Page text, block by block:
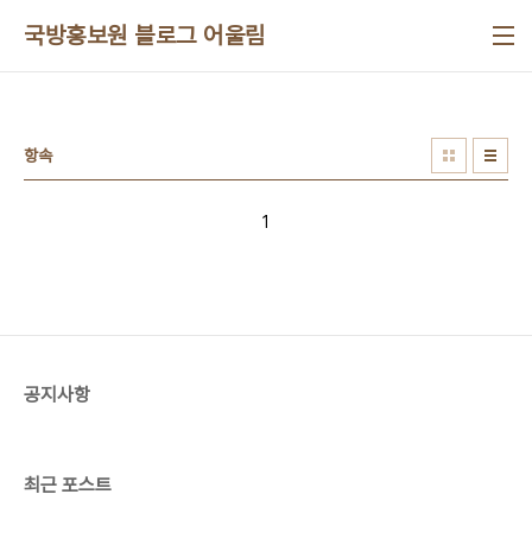
국방홍보원 블로그 어울림
항속
1
공지사항
최근 포스트